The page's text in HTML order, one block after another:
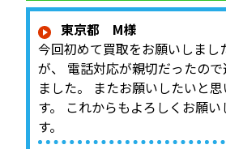
東京都 M様
今回初めて買取をお願いしまし
が、 電話対応が親切だったので
ました。 またお願いしたいと思
す。 これからもよろしくお願い
す。